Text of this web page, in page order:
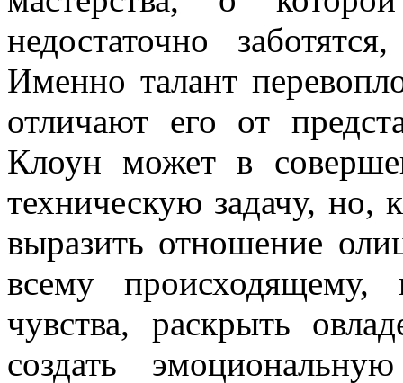
недостаточно
Именно та­лант
отличают его от
Клоун может в
техническую задачу, но,
выразить отно­шение
всему происходящему,
чувства, раскрыть
создать